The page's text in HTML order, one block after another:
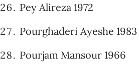
Pey Alireza 1972
Pourghaderi Ayeshe 1983
Pourjam Mansour 1966